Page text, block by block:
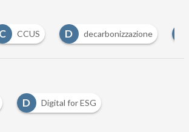
D decarbonizzazione D Digital for
D Digital for ESG